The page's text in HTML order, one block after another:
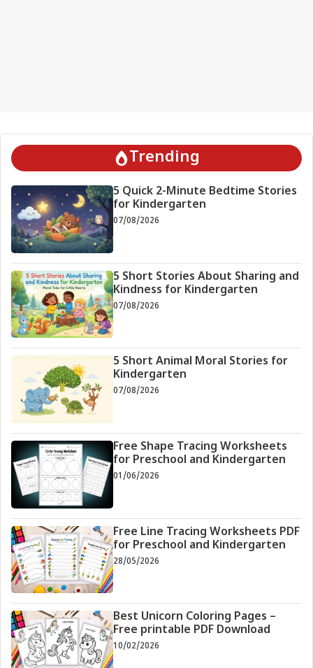
Trending
5 Quick 2-Minute Bedtime Stories
for Kindergarten
07/08/2026
5 Short Stories About Sharing and
Kindness for Kindergarten
07/08/2026
5 Short Animal Moral Stories for
Kindergarten
07/08/2026
Free Shape Tracing Worksheets
for Preschool and Kindergarten
01/06/2026
Free Line Tracing Worksheets PDF
for Preschool and Kindergarten
28/05/2026
Best Unicorn Coloring Pages –
Free printable PDF Download
10/02/2026